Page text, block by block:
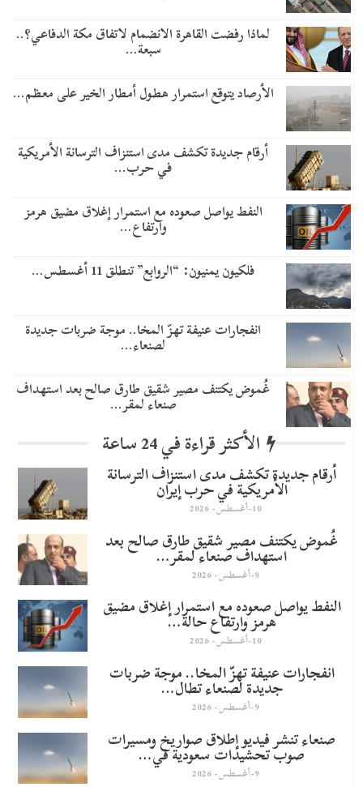
لماذا رفضت القاهرة الانضمام لاتفاق مكة الدفاعي؟..
سبعة…
الأرصاد يتوقع استمرار هطول أمطار الخير على معظم…
أرقام جديدة تكشف مدى استنزاف الترسانة الأمريكية
في حرب…
النفط يواصل صعوده مع استمرار إغلاق مضيق هرمز
وارتفاع…
فلكيون يمنيون: “الروابع” تنطلق 11 أغسطس…
انفجارات عنيفة تهزّ المخا.. موجة ضربات جديدة
لصنعاء…
غُموض يكتنف مصير شقيق طارق صالح بعد استهداف
صنعاء لمقر…
الأكثر قراءة في 24 ساعة
أرقام جديدة تكشف مدى استنزاف الترسانة
الأمريكية في حرب إيران
10-أغسطس- 2026
غُموض يكتنف مصير شقيق طارق صالح بعد
استهداف صنعاء لمقر…
9-أغسطس- 2026
النفط يواصل صعوده مع استمرار إغلاق مضيق
هرمز وارتفاع حالة…
10-أغسطس- 2026
انفجارات عنيفة تهزّ المخا.. موجة ضربات
جديدة لصنعاء تطال…
9-أغسطس- 2026
صنعاء تنشر فيديو إطلاق صواريخ ومسيرات
صوب تحشيدات سعودية في…
9-أغسطس- 2026